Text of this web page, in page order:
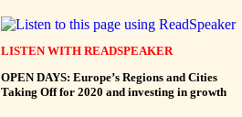
LISTEN WITH READSPEAKER
OPEN DAYS: Europe’s Regions and Cities
Taking Off for 2020 and investing in growth